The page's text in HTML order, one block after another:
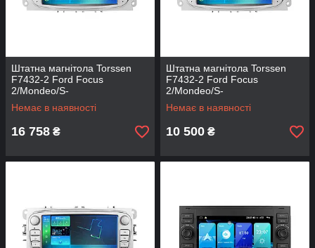
Штатна магнітола Torssen
F7432-2 Ford Focus
2/Mondeo/S-
Max/Fiesta/Fusion 4/32
Carplay 2007-2011 bl
Немає в наявності
16 758 ₴
Штатна магнітола Torssen
F7432-2 Ford Focus
2/Mondeo/S-
Max/Fiesta/Fusion 4/32
Carplay 2007-2011 sil
Немає в наявності
10 500 ₴